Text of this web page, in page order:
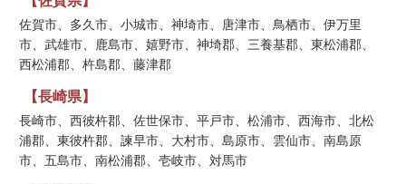
佐賀市、多久市、小城市、神埼市、唐津市、鳥栖市、伊万里
市、武雄市、鹿島市、嬉野市、神埼郡、三養基郡、東松浦郡、
西松浦郡、杵島郡、藤津郡
【長崎県】
長崎市、西彼杵郡、佐世保市、平戸市、松浦市、西海市、北松
浦郡、東彼杵郡、諫早市、大村市、島原市、雲仙市、南島原
市、五島市、南松浦郡、壱岐市、対馬市